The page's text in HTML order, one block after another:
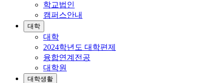
학교법인
캠퍼스안내
대학
대학
2024학년도 대학편제
융합연계전공
대학원
대학생활